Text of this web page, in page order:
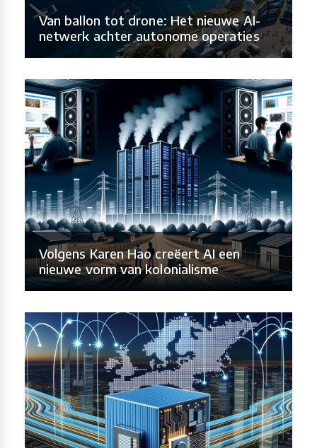
Van ballon tot drone: Het nieuwe AI-
netwerk achter autonome operaties
Volgens Karen Hao creëert AI een
nieuwe vorm van kolonialisme